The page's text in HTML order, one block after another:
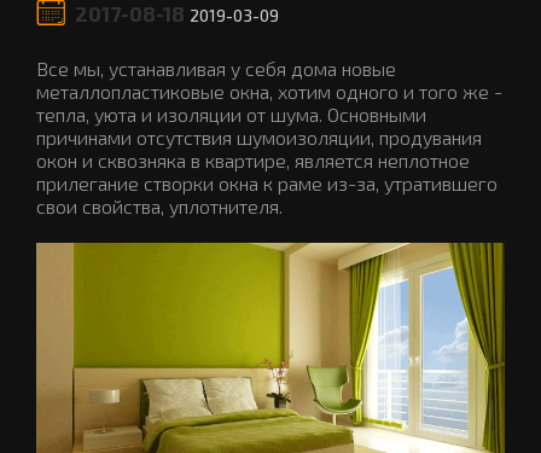
2017-08-18 2019-03-09
Все мы, устанавливая у себя дома новые
металлопластиковые окна, хотим одного и того же -
тепла, уюта и изоляции от шума. Основными
причинами отсутствия шумоизоляции, продувания
окон и сквозняка в квартире, является неплотное
прилегание створки окна к раме из-за, утратившего
свои свойства, уплотнителя.